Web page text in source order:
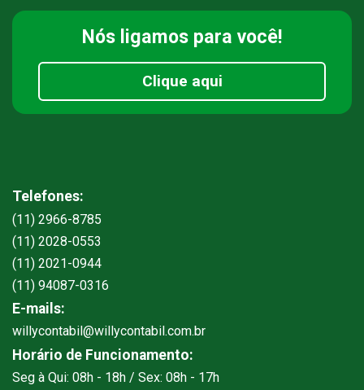
Nós ligamos para você!
Clique aqui
Telefones:
(11) 2966-8785
(11) 2028-0553
(11) 2021-0944
(11) 94087-0316
E-mails:
willycontabil@willycontabil.com.br
Horário de Funcionamento:
Seg à Qui: 08h - 18h / Sex: 08h - 17h